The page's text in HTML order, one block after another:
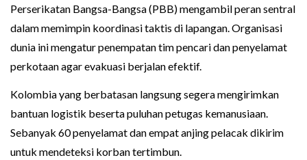
Perserikatan Bangsa-Bangsa (PBB) mengambil peran sentral
dalam memimpin koordinasi taktis di lapangan. Organisasi
dunia ini mengatur penempatan tim pencari dan penyelamat
perkotaan agar evakuasi berjalan efektif.
Kolombia yang berbatasan langsung segera mengirimkan
bantuan logistik beserta puluhan petugas kemanusiaan.
Sebanyak 60 penyelamat dan empat anjing pelacak dikirim
untuk mendeteksi korban tertimbun.